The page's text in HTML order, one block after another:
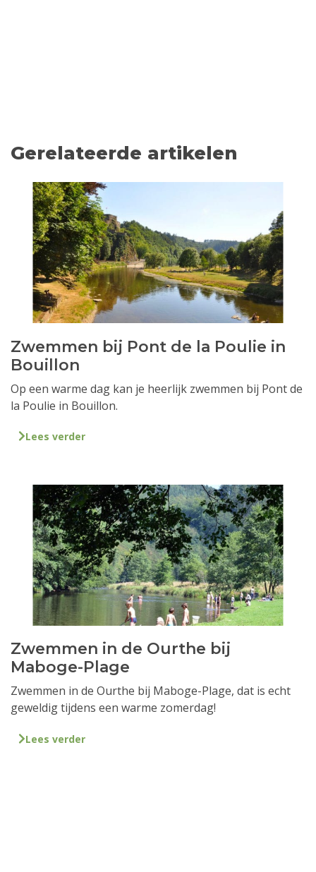
Gerelateerde artikelen
Zwemmen bij Pont de la Poulie in
Bouillon
Op een warme dag kan je heerlijk zwemmen bij Pont de
la Poulie in Bouillon.
Lees verder
Zwemmen in de Ourthe bij
Maboge-Plage
Zwemmen in de Ourthe bij Maboge-Plage, dat is echt
geweldig tijdens een warme zomerdag!
Lees verder